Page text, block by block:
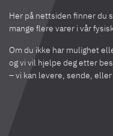
Her på nettsiden finner du
mange flere varer i vår
Om du ikke har mulighet
og vi vil hjelpe deg etter
– vi kan levere, sende,